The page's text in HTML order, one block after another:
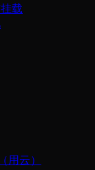
载
用云）